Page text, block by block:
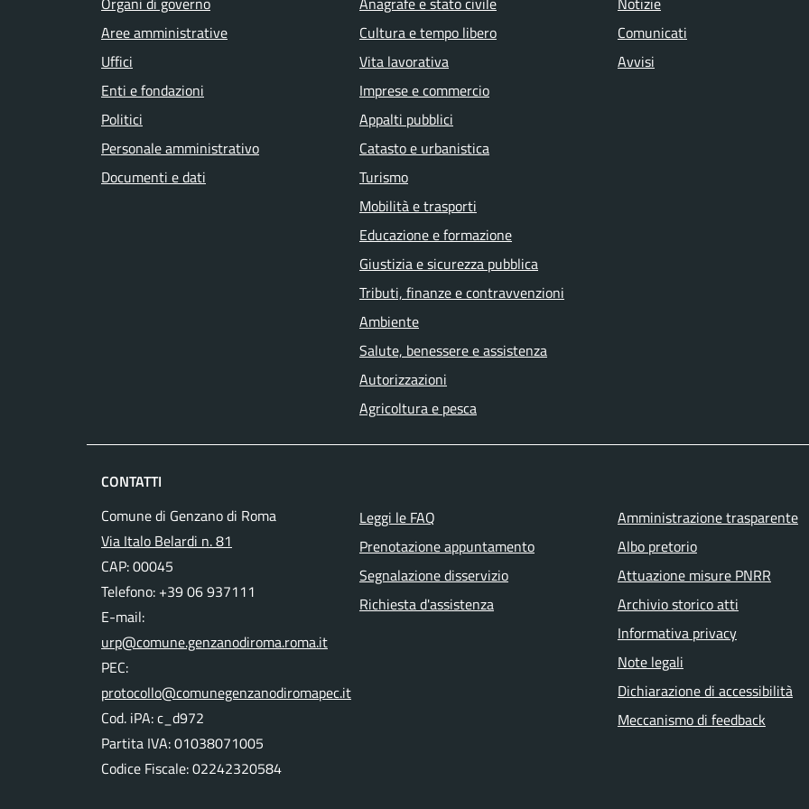
Aree amministrative
Uffici
Enti e fondazioni
Politici
Personale amministrativo
Documenti e dati
Cultura e tempo libero
Vita lavorativa
Imprese e commercio
Appalti pubblici
Catasto e urbanistica
Turismo
Mobilità e trasporti
Educazione e formazione
Giustizia e sicurezza pubblica
Tributi, finanze e contravvenzioni
Ambiente
Salute, benessere e assistenza
Autorizzazioni
Agricoltura e pesca
Comunicati
Avvisi
CONTATTI
Comune di Genzano di Roma
Via Italo Belardi n. 81
CAP: 00045
Telefono: +39 06 937111
E-mail:
urp@comune.genzanodiroma.roma.it
PEC:
protocollo@comunegenzanodiromapec.it
Cod. iPA: c_d972
Partita IVA: 01038071005
Codice Fiscale: 02242320584
Leggi le FAQ
Prenotazione appuntamento
Segnalazione disservizio
Richiesta d'assistenza
Amministrazione trasparente
Albo pretorio
Attuazione misure PNRR
Archivio storico atti
Informativa privacy
Note legali
Dichiarazione di accessibilità
Meccanismo di feedback